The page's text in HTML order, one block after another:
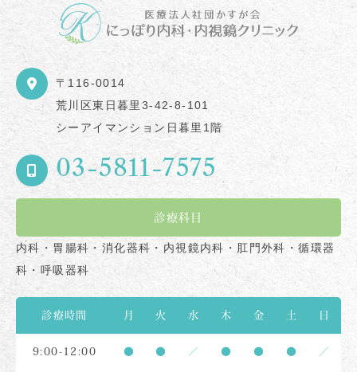
〒116-0014
荒川区東日暮里3-42-8-101
シーアイマンション日暮里1階
03-5811-7575
診療科目
内科・胃腸科・消化器科・内視鏡内科・肛門外科・循環器
科・呼吸器科
診療時間 月 火 水 木 金 土 日
9:00-12:00 ● ● ／ ● ● ● ／